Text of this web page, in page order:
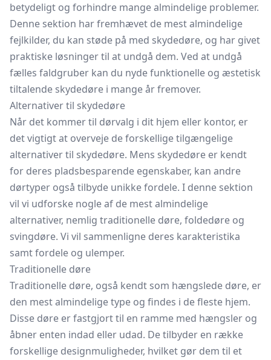
betydeligt og forhindre mange almindelige problemer.
Denne sektion har fremhævet de mest almindelige
fejlkilder, du kan støde på med skydedøre, og har givet
praktiske løsninger til at undgå dem. Ved at undgå
fælles faldgruber kan du nyde funktionelle og æstetisk
tiltalende skydedøre i mange år fremover.
Alternativer til skydedøre
Når det kommer til dørvalg i dit hjem eller kontor, er
det vigtigt at overveje de forskellige tilgængelige
alternativer til skydedøre. Mens skydedøre er kendt
for deres pladsbesparende egenskaber, kan andre
dørtyper også tilbyde unikke fordele. I denne sektion
vil vi udforske nogle af de mest almindelige
alternativer, nemlig traditionelle døre, foldedøre og
svingdøre. Vi vil sammenligne deres karakteristika
samt fordele og ulemper.
Traditionelle døre
Traditionelle døre, også kendt som hængslede døre, er
den mest almindelige type og findes i de fleste hjem.
Disse døre er fastgjort til en ramme med hængsler og
åbner enten indad eller udad. De tilbyder en række
forskellige designmuligheder, hvilket gør dem til et